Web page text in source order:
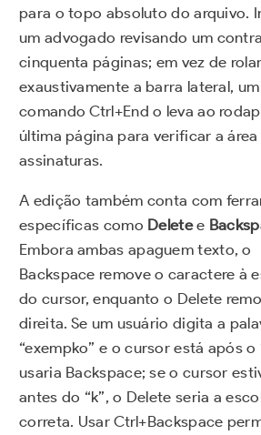
para o topo absoluto do arquivo.
um advogado revisando um
cinquenta páginas; em vez de rolar
exaustivamente a barra lateral,
comando Ctrl+End o leva ao
última página para verificar a área
assinaturas.
A edição também conta com
específicas como Deletee
Embora ambas apaguem texto, o
Backspace remove o caractere à
do cursor, enquanto o Delete
direita. Se um usuário digita a
“exempko” e o cursor está após o
usaria Backspace; se o cursor
antes do “k”, o Delete seria a
correta. Usar Ctrl+Backspace